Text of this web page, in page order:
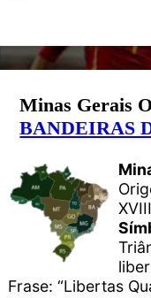
Minas Gerais
BANDEIRAS
Frase: “Libertas